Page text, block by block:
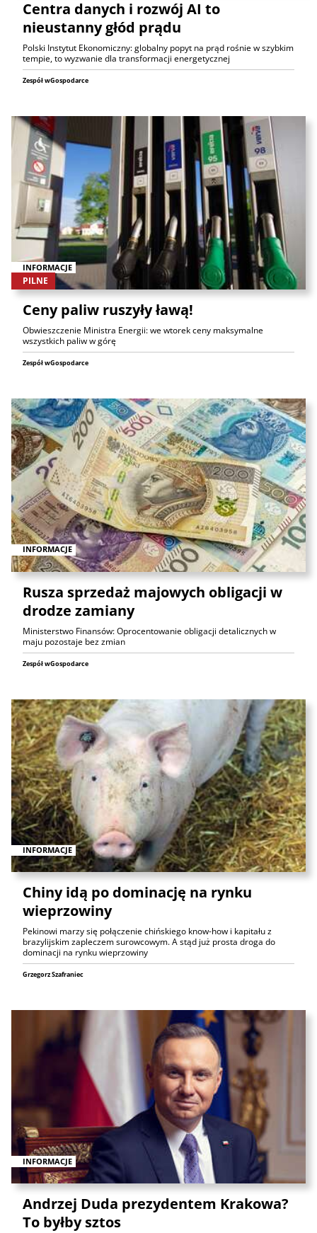
Centra danych i rozwój AI to
nieustanny głód prądu
Polski Instytut Ekonomiczny: globalny popyt na prąd rośnie w szybkim
tempie, to wyzwanie dla transformacji energetycznej
Zespół wGospodarce
INFORMACJE
PILNE
Ceny paliw ruszyły ławą!
Obwieszczenie Ministra Energii: we wtorek ceny maksymalne
wszystkich paliw w górę
Zespół wGospodarce
INFORMACJE
Rusza sprzedaż majowych obligacji w
drodze zamiany
Ministerstwo Finansów: Oprocentowanie obligacji detalicznych w
maju pozostaje bez zmian
Zespół wGospodarce
INFORMACJE
Chiny idą po dominację na rynku
wieprzowiny
Pekinowi marzy się połączenie chińskiego know-how i kapitału z
brazylijskim zapleczem surowcowym. A stąd już prosta droga do
dominacji na rynku wieprzowiny
Grzegorz Szafraniec
INFORMACJE
Andrzej Duda prezydentem Krakowa?
To byłby sztos